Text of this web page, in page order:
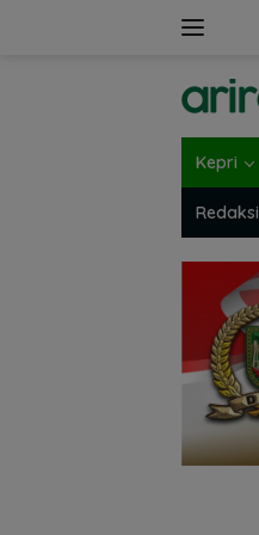
Kepri
Redaksi